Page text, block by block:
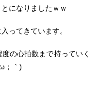
になりましたｗｗ
ってきています。
の心拍数まで持っていく
；｀)